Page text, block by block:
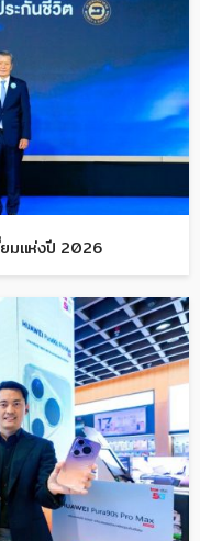
ยมแห่งปี 2026